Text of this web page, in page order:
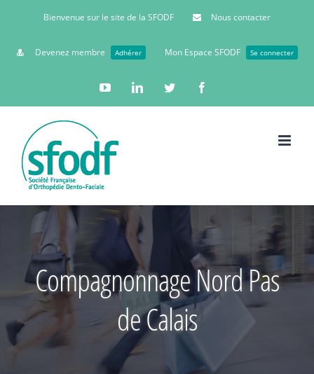
Bienvenue sur le site de la SFODF Nous contacter
Devenez membre Adhérer Mon Espace SFODF Se connecter
YouTubeLinkedinTwitter
Compagnonnage Nord Pas
de Calais